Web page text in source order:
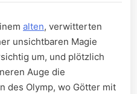
alten, verwitterten
unsichtbaren⁣ Magie
um, und plötzlich
Auge die
des⁤ Olymp, wo Götter mit